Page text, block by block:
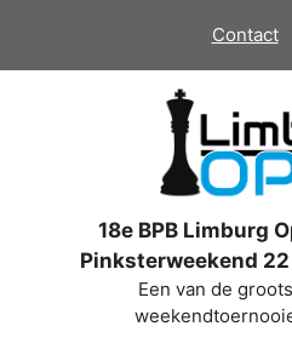
de
Contact
18e BPB Limburg
Pinksterweekend
Een van de